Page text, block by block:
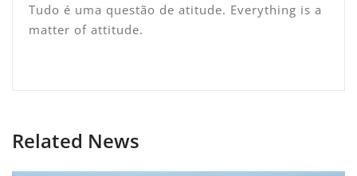
Tudo é uma questão de atitude. Everything is a
matter of attitude.
Related News